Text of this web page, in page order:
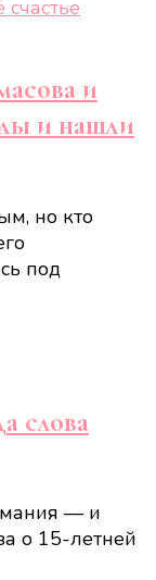
и
и нашли
но кто
под
слова
— и
о 15-летней